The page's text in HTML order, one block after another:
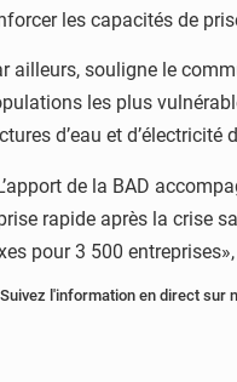
les capacités de
ailleurs, souligne le
les plus
d’eau et d’électricité
de la BAD
rapide après la crise
pour 3 500
Suivez l'information en direct sur